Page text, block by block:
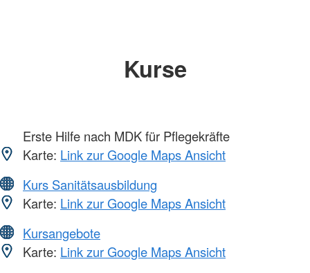
Kurse
Erste Hilfe nach MDK für Pflegekräfte
Karte: Link zur Google Maps Ansicht
Kurs Sanitätsausbildung
Karte: Link zur Google Maps Ansicht
Kursangebote
Karte: Link zur Google Maps Ansicht